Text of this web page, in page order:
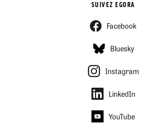
SUIVEZ EGORA
Facebook
Bluesky
Instagram
LinkedIn
YouTube